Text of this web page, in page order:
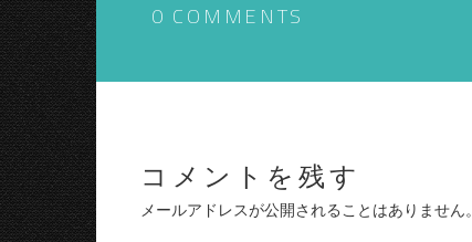
0 COMMENTS
コメントを残す
メールアドレスが公開されることはありません。